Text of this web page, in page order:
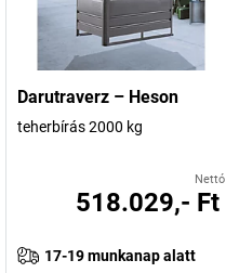
Darutraverz – Heson
teherbírás 2000 kg
Nettó
518.029,- Ft
17-19 munkanap alatt